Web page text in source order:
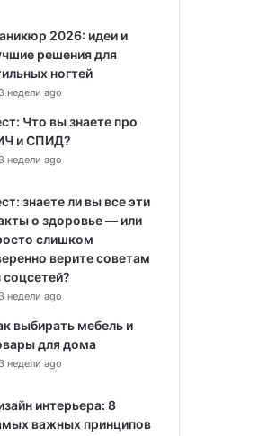
2026: идеи и
решения для
ногтей
3 недели ago
Что вы знаете про
и СПИД?
3 недели ago
знаете ли вы все эти
о здоровье — или
слишком
верите советам
соцсетей?
3 недели ago
выбирать мебель и
для дома
3 недели ago
интерьера: 8
важных принципов